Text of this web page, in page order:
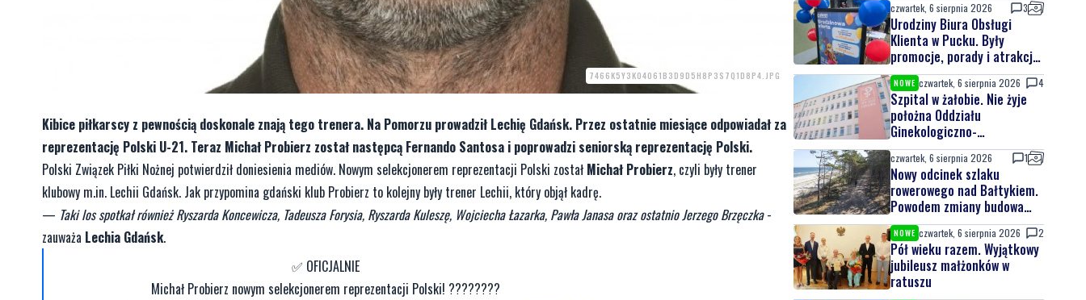
7466K5Y3K04061B3D9D5H8P3S7Q1D8P4.JPG
Kibice piłkarscy z pewnością doskonale znają tego trenera. Na Pomorzu prowadził Lechię Gdańsk. Przez ostatnie miesiące odpowiadał za
reprezentację Polski U-21. Teraz Michał Probierz został następcą Fernando Santosa i poprowadzi seniorską reprezentację Polski.
Polski Związek Piłki Nożnej potwierdził doniesienia mediów. Nowym selekcjonerem reprezentacji Polski został Michał Probierz, czyli były trener
klubowy m.in. Lechii Gdańsk. Jak przypomina gdański klub Probierz to kolejny były trener Lechii, który objął kadrę.
— Taki los spotkał również Ryszarda Koncewicza, Tadeusza Forysia, Ryszarda Kuleszę, Wojciecha Łazarka, Pawła Janasa oraz ostatnio Jerzego Brzęczka-
zauważa Lechia Gdańsk.
✅ OFICJALNIE
Michał Probierz nowym selekcjonerem reprezentacji Polski! ????????
czwartek, 6 sierpnia 2026 3
Urodziny Biura Obsługi
Klienta w Pucku. Były
promocje, porady i atrakcje
dla najmłodszych
NOWE czwartek, 6 sierpnia 2026 4
Szpital w żałobie. Nie żyje
położna Oddziału
Ginekologiczno-
Położniczego
czwartek, 6 sierpnia 2026 1
Nowy odcinek szlaku
rowerowego nad Bałtykiem.
Powodem zmiany budowa
elektrowni jądrowej
NOWE czwartek, 6 sierpnia 2026 2
Pół wieku razem. Wyjątkowy
jubileusz małżonków w
ratuszu